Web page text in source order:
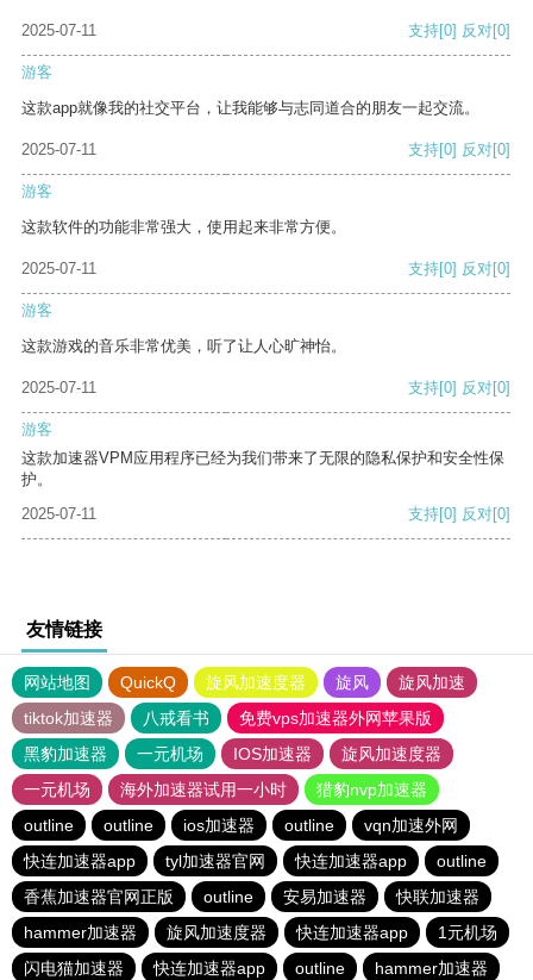
2025-07-11 支持[0] 反对[0]
游客
这款app就像我的社交平台，让我能够与志同道合的朋友一起交流。
2025-07-11 支持[0] 反对[0]
游客
这款软件的功能非常强大，使用起来非常方便。
2025-07-11 支持[0] 反对[0]
游客
这款游戏的音乐非常优美，听了让人心旷神怡。
2025-07-11 支持[0] 反对[0]
游客
这款加速器VPM应用程序已经为我们带来了无限的隐私保护和安全性保
护。
2025-07-11
支持[0] 反对[0]
友情链接
网站地图 QuickQ 旋风加速度器 旋风
旋风加速
tiktok加速器
八戒看书
免费vps加速器外网苹果版
黑豹加速器
一元机场 IOS加速器
旋风加速度器
一元机场
海外加速器试用一小时
猎豹nvp加速器
outline
outline ios加速器 outline
vqn加速外网
快连加速器app
tyl加速器官网 快连加速器app
outline
香蕉加速器官网正版
outline 安易加速器
快联加速器
hammer加速器
旋风加速度器 快连加速器app
1元机场
闪电猫加速器
快连加速器app outline hammer加速器